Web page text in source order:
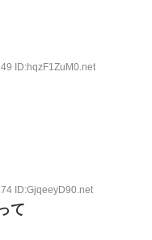
ID:hqzF1ZuM0.net
ID:GjqeeyD90.net
て